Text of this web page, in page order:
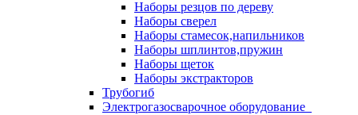
Наборы резцов по дереву
Наборы сверел
Наборы стамесок,напильников
Наборы шплинтов,пружин
Наборы щеток
Наборы экстракторов
Трубогиб
Электрогазосварочное оборудование